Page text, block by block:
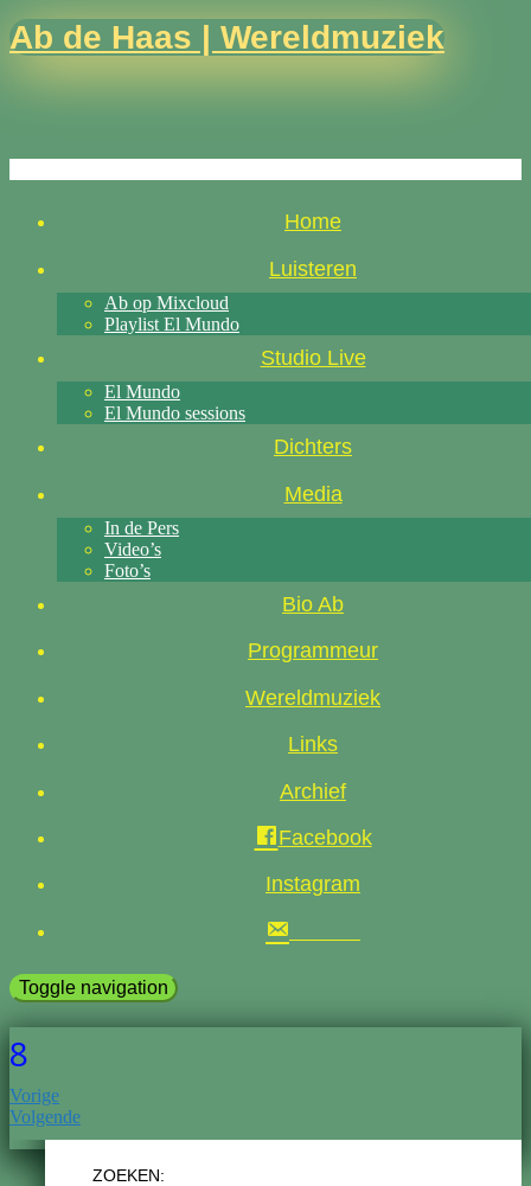
Ab de Haas | Wereldmuziek
Home
Luisteren
Ab op Mixcloud
Playlist El Mundo
Studio Live
El Mundo
El Mundo sessions
Dichters
Media
In de Pers
Video’s
Foto’s
Bio Ab
Programmeur
Wereldmuziek
Links
Archief
Facebook
Instagram
Toggle navigation
8
Vorige
Volgende
ZOEKEN: